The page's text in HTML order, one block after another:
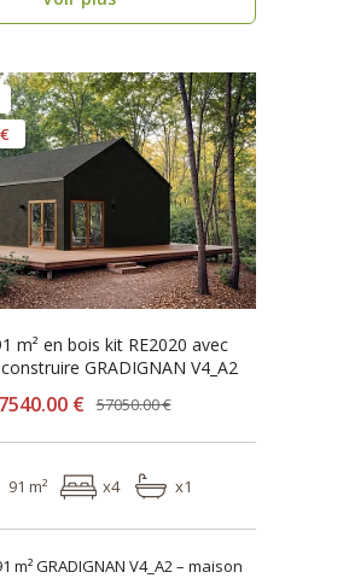
m² en bois kit RE2020 avec
GRADIGNAN V4_A2
€ 57050.00 €
91 m² x4 x1
m² GRADIGNAN V4_A2 – maison